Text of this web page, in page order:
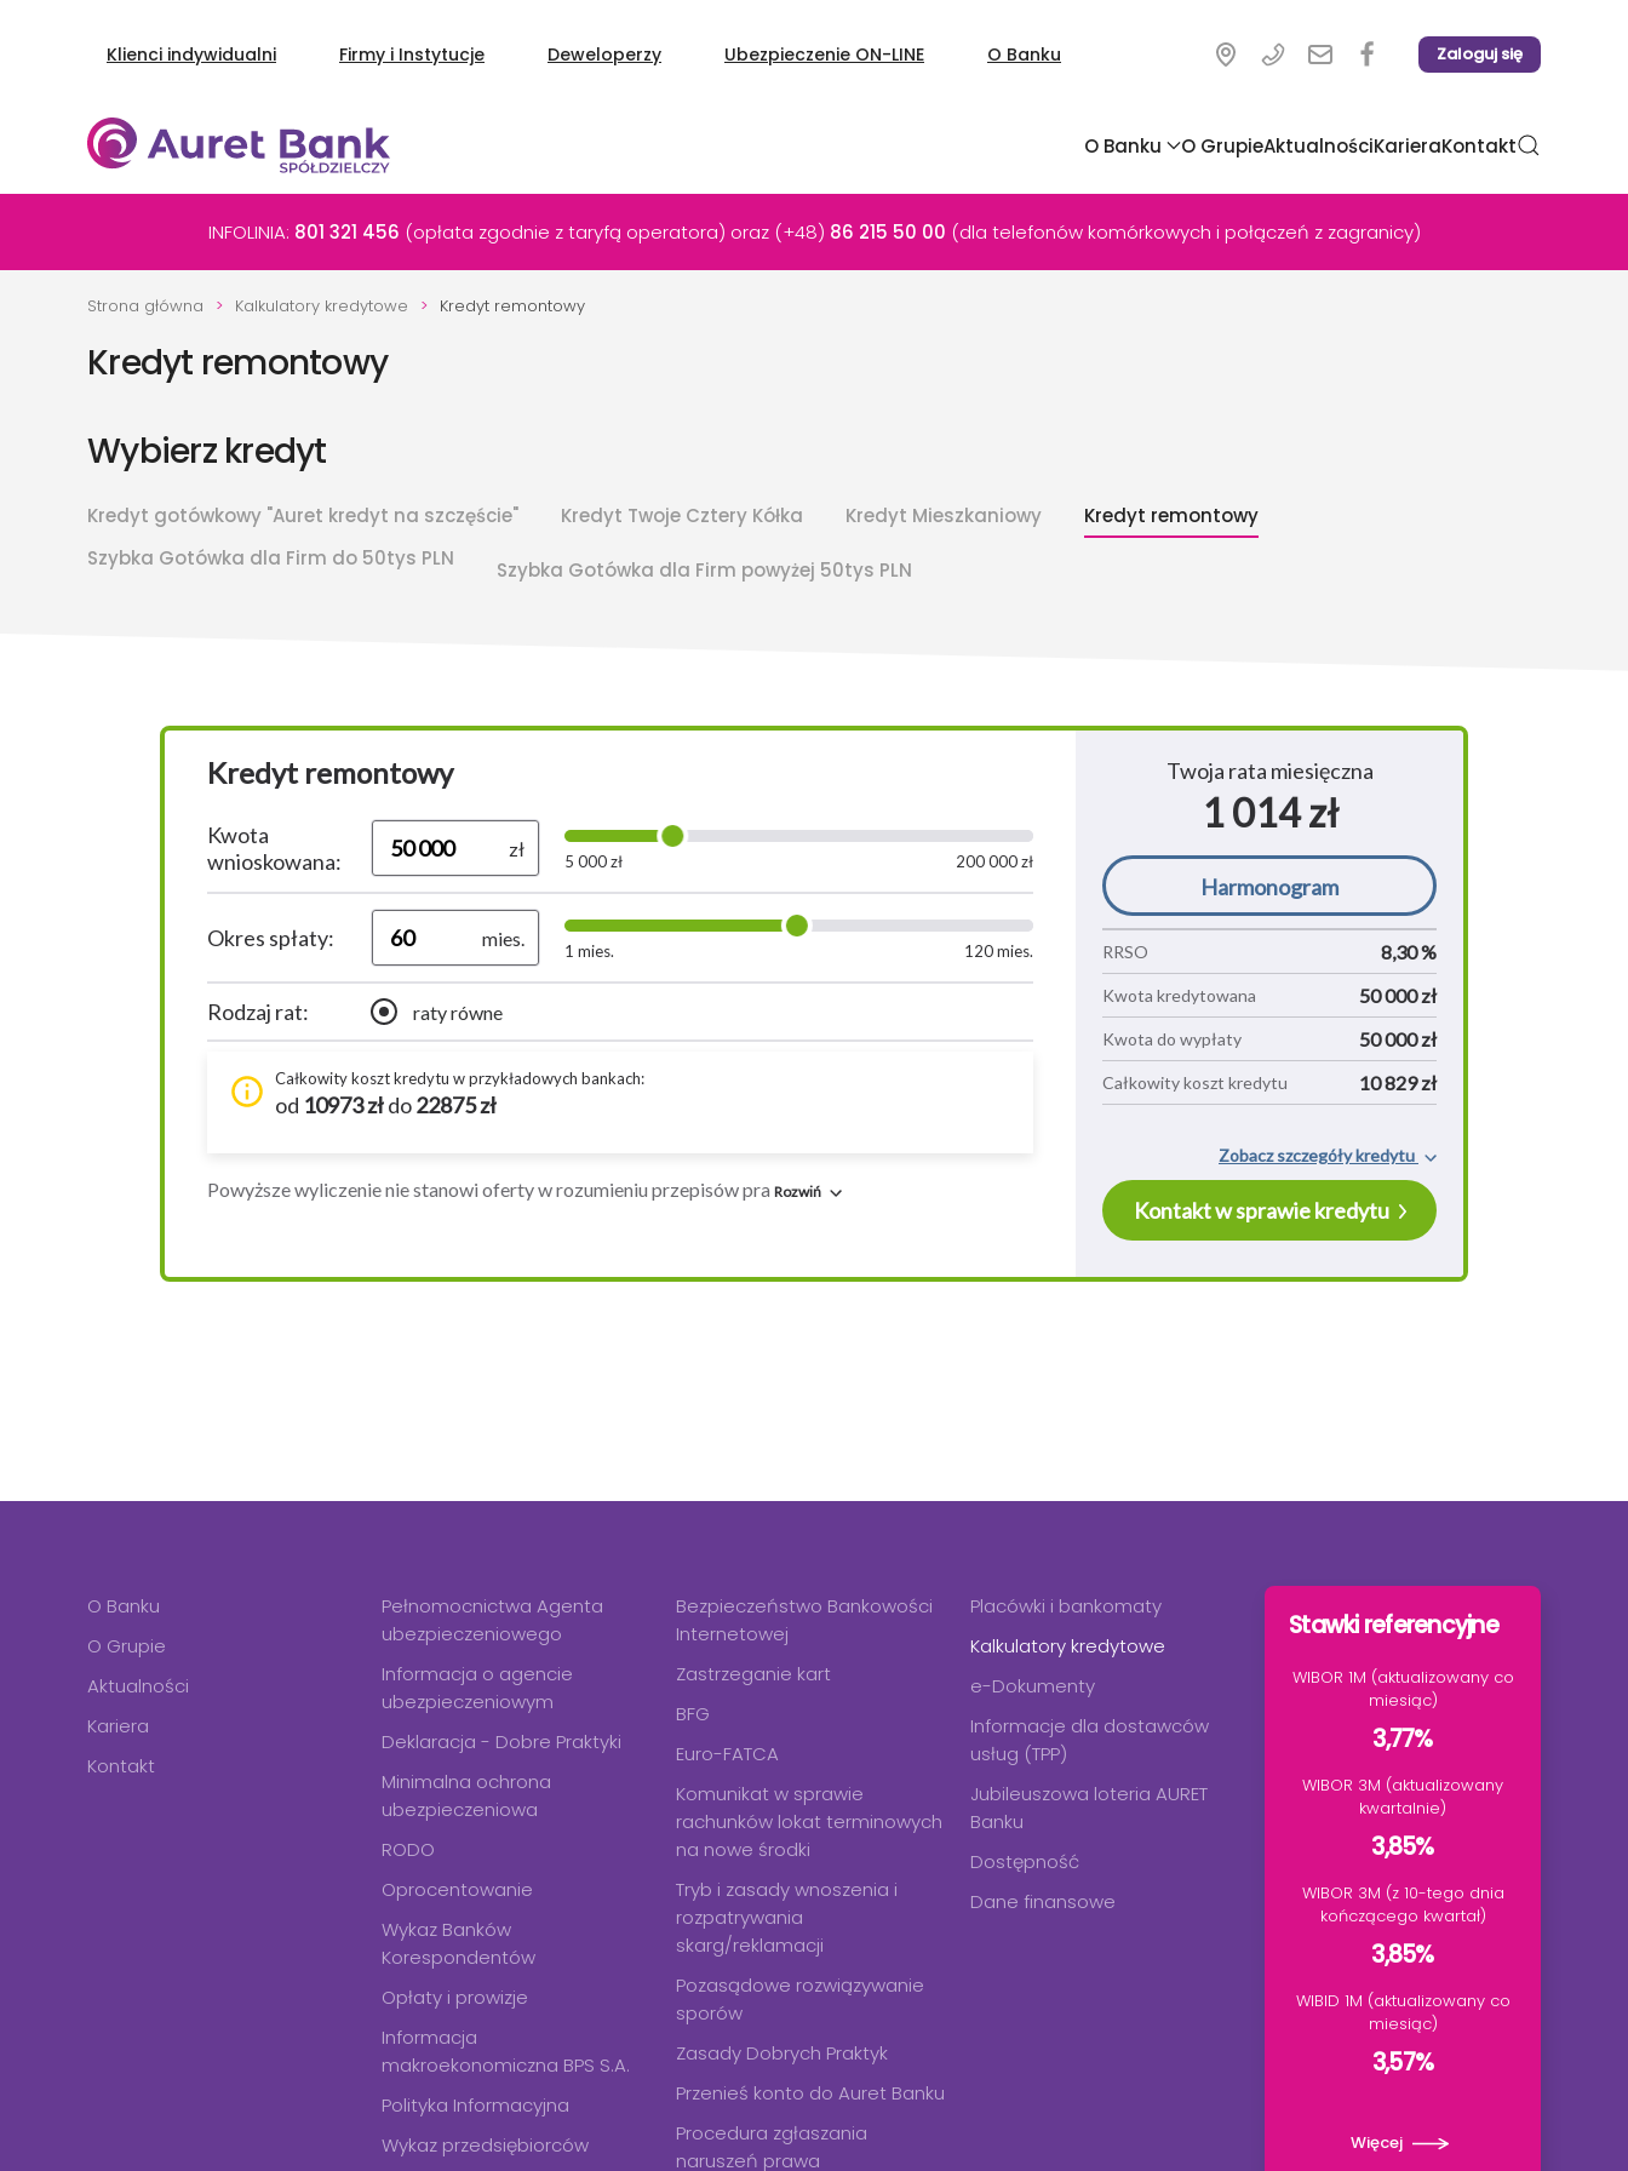
Przejdź do głównej treści
Klienci indywidualni Firmy i Instytucje Deweloperzy Ubezpieczenie ON-LINE O Banku Zaloguj się
O Banku O GrupieAktualnościKarieraKontakt
INFOLINIA: 801 321 456 (opłata zgodnie z taryfą operatora) oraz (+48) 86 215 50 00 (dla telefonów komórkowych i połączeń z zagranicy)
Strona główna Kalkulatory kredytowe Kredyt remontowy
Kredyt remontowy
Wybierz kredyt
Kredyt gotówkowy "Auret kredyt na szczęście" Kredyt Twoje Cztery Kółka Kredyt Mieszkaniowy
Kredyt remontowy
Szybka Gotówka dla Firm do 50tys PLN
Szybka Gotówka dla Firm powyżej 50tys PLN
O Banku
O Grupie
Aktualności
Kariera
Kontakt
Pełnomocnictwa Agenta
ubezpieczeniowego
Informacja o agencie
ubezpieczeniowym
Deklaracja - Dobre Praktyki
Minimalna ochrona
ubezpieczeniowa
RODO
Oprocentowanie
Wykaz Banków
Korespondentów
Opłaty i prowizje
Informacja
makroekonomiczna BPS S.A.
Polityka Informacyjna
Wykaz przedsiębiorców
Bezpieczeństwo Bankowości
Internetowej
Zastrzeganie kart
BFG
Euro-FATCA
Komunikat w sprawie
rachunków lokat terminowych
na nowe środki
Tryb i zasady wnoszenia i
rozpatrywania
skarg/reklamacji
Pozasądowe rozwiązywanie
sporów
Zasady Dobrych Praktyk
Przenieś konto do Auret Banku
Procedura zgłaszania
naruszeń prawa
Placówki i bankomaty
Kalkulatory kredytowe
e-Dokumenty
Informacje dla dostawców
usług (TPP)
Jubileuszowa loteria AURET
Banku
Dostępność
Dane finansowe
Stawki referencyjne
WIBOR 1M (aktualizowany co
miesiąc)
3,77%
WIBOR 3M (aktualizowany
kwartalnie)
3,85%
WIBOR 3M (z 10-tego dnia
kończącego kwartał)
3,85%
WIBID 1M (aktualizowany co
miesiąc)
3,57%
Więcej